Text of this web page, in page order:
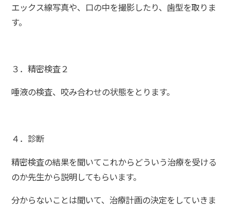
エックス線写真や、口の中を撮影したり、歯型を取りま
す。
３．精密検査２
唾液の検査、咬み合わせの状態をとります。
４．診断
精密検査の結果を聞いてこれからどういう治療を受ける
のか先生から説明してもらいます。
分からないことは聞いて、治療計画の決定をしていきま